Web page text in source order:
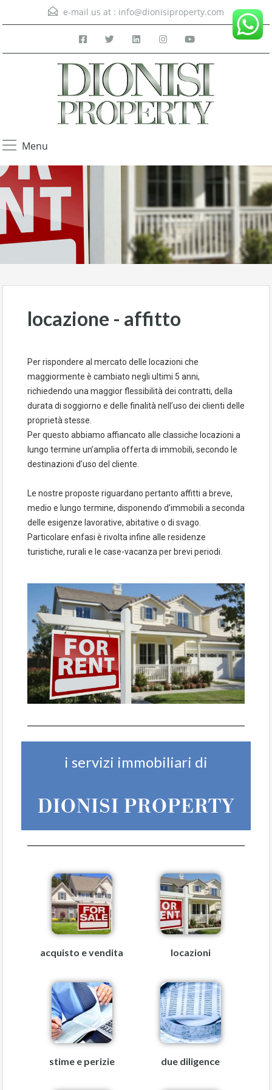
e-mail us at : info@dionisiproperty.com
Menu
locazione - affitto
Per rispondere al mercato delle locazioni che
maggiormente è cambiato negli ultimi 5 anni,
richiedendo una maggior flessibilità dei contratti, della
durata di soggiorno e delle finalità nell’uso dei clienti delle
proprietà stesse.
Per questo abbiamo affiancato alle classiche locazioni a
lungo termine un’amplia offerta di immobili, secondo le
destinazioni d’uso del cliente.
Le nostre proposte riguardano pertanto affitti a breve,
medio e lungo termine, disponendo d’immobili a seconda
delle esigenze lavorative, abitative o di svago.
Particolare enfasi è rivolta infine alle residenze
turistiche, rurali e le case-vacanza per brevi periodi.
i servizi immobiliari di
DIONISI PROPERTY
acquisto e vendita locazioni
stime e perizie due diligence